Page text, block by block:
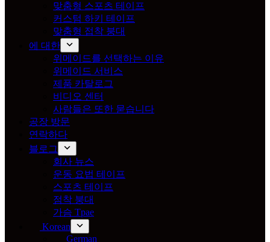
맞춤형 스포츠 테이프
커스텀 하키 테이프
맞춤형 접착 붕대
에 대한
위메이드를 선택하는 이유
위메이드 서비스
제품 카탈로그
비디오 센터
사람들은 또한 묻습니다
공장 방문
연락하다
블로그
회사 뉴스
운동 요법 테이프
스포츠 테이프
점착 붕대
가슴 Tpae
Korean
German